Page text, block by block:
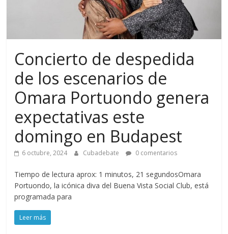
Concierto de despedida
de los escenarios de
Omara Portuondo genera
expectativas este
domingo en Budapest
6 octubre, 2024 Cubadebate 0 comentarios
Tiempo de lectura aprox: 1 minutos, 21 segundosOmara
Portuondo, la icónica diva del Buena Vista Social Club, está
programada para
Leer más